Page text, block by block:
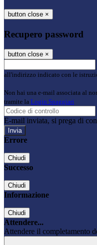
button close ×
Recupero password
button close ×
all'indirizzo indicato con le
Non hai una e-mail associata al
tramite la Login Spaggiari
E-mail inviata, si prega di
Errore
Chiudi
Successo
Chiudi
Informazione
Chiudi
Attendere...
Attendere il completamento